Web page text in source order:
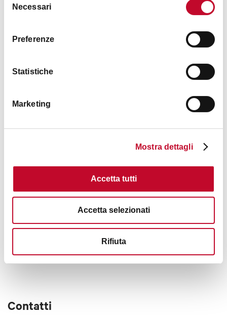
delNecessari
Preferenze
Statistiche
Marketing
Mostra dettagli
Accetta tutti
Accetta selezionati
Rifiuta
Immagini
Contatti